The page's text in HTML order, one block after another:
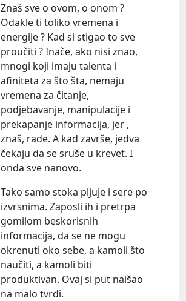
Znaš sve o ovom, o onom ?
Odakle ti toliko vremena i
energije ? Kad si stigao to sve
proučiti ? Inače, ako nisi znao,
mnogi koji imaju talenta i
afiniteta za što šta, nemaju
vremena za čitanje,
podjebavanje, manipulacije i
prekapanje informacija, jer ,
znaš, rade. A kad završe, jedva
čekaju da se sruše u krevet. I
onda sve nanovo.
Tako samo stoka pljuje i sere po
izvrsnima. Zaposli ih i pretrpa
gomilom beskorisnih
informacija, da se ne mogu
okrenuti oko sebe, a kamoli što
naučiti, a kamoli biti
produktivan. Ovaj si put naišao
na malo tvrđi.